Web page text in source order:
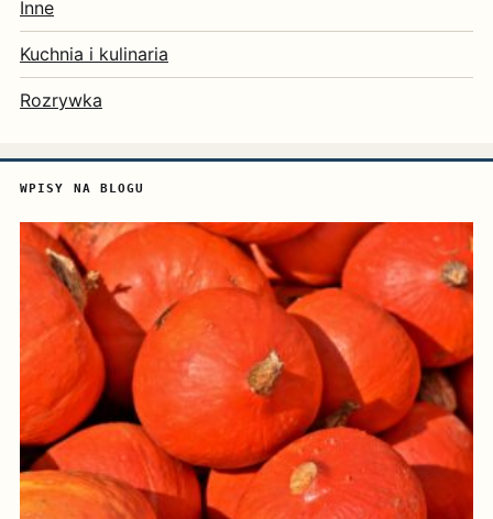
Inne
Kuchnia i kulinaria
Rozrywka
WPISY NA BLOGU